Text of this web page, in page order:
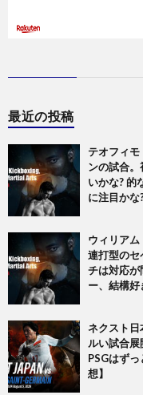
最近の投稿
テオフィ
ンの試合
いかな? 的
に注目かな
ウィリア
連打型のセ
チは対応が
ー、結構好
ネクスト日
ルい試合展
PSGはず
想】